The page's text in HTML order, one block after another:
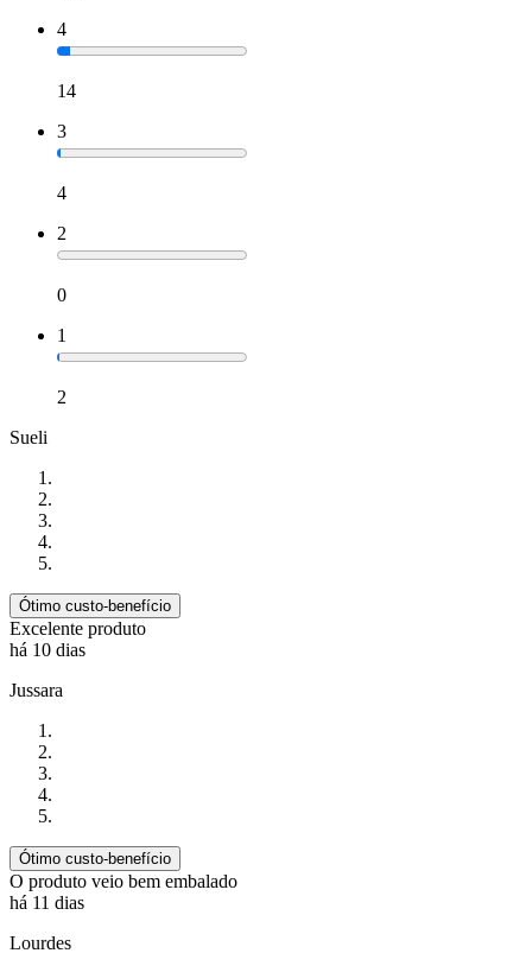
4
14
3
4
2
0
1
2
Sueli
Ótimo custo-benefício
Excelente produto
há 10 dias
Jussara
Ótimo custo-benefício
O produto veio bem embalado
há 11 dias
Lourdes